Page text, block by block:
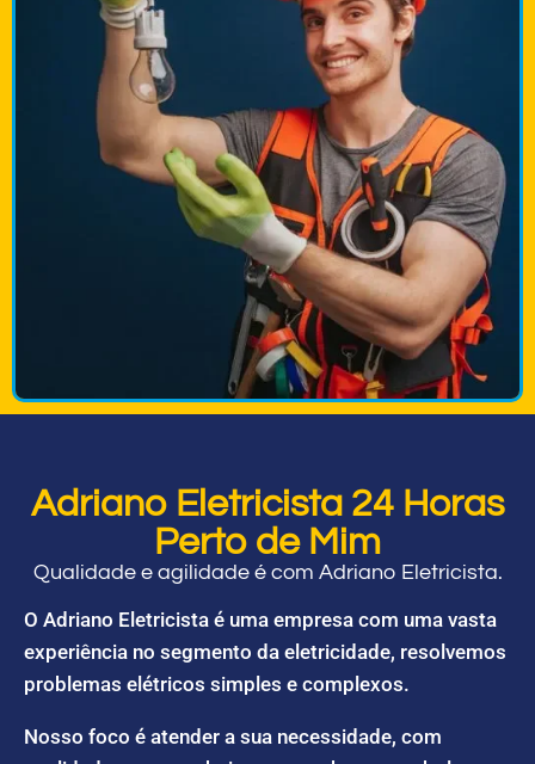
Adriano Eletricista 24 Horas
Perto de Mim
Qualidade e agilidade é com Adriano Eletricista.
O Adriano Eletricista é uma empresa com uma vasta
experiência no segmento da eletricidade, resolvemos
problemas elétricos simples e complexos.
Nosso foco é atender a sua necessidade, com